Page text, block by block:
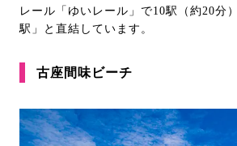
レール「ゆいレール」で10駅（約20分
駅」と直結しています。
古座間味ビーチ